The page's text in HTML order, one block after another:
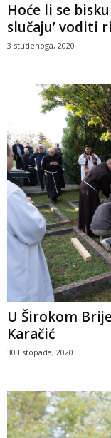
Hoće li se
slučaju’ voditi
3 studenoga, 2020
U Širokom
Karačić
30 listopada, 2020